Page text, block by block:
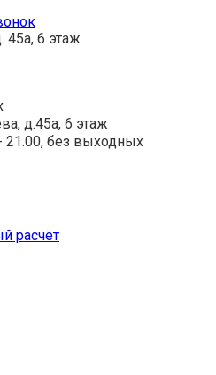
45а, 6 этаж
д.45а, 6 этаж
без выходных
расчёт